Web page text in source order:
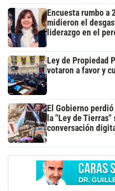
Encuesta rumbo a
midieron el
liderazgo en el
Ley de Propiedad
votaron a favor y
El Gobierno
la "Ley de
conversación